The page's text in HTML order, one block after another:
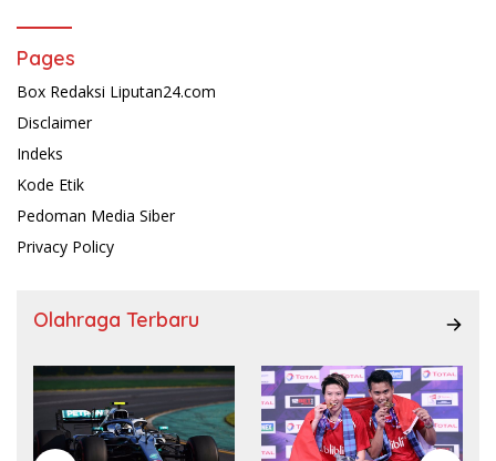
Pages
Box Redaksi Liputan24.com
Disclaimer
Indeks
Kode Etik
Pedoman Media Siber
Privacy Policy
Olahraga Terbaru